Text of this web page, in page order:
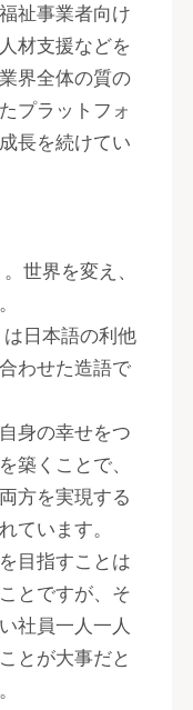
祉事業者向け
材支援などを
界全体の質の
プラットフォ
長を続けてい
。世界を変え、
は日本語の利他
わせた造語で
身の幸せをつ
築くことで、
方を実現する
ています。
目指すことは
とですが、そ
社員一人一人
とが大事だと